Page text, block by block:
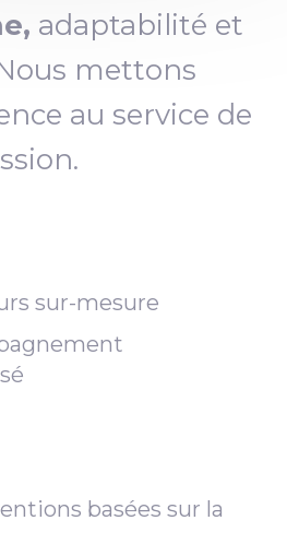
adaptabilité et
mettons
au service de
sur-mesure
basées sur la